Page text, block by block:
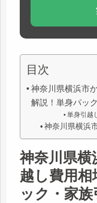
目次
神奈川県横浜市
解説！単身パッ
単身引越
神奈川県横浜
神奈川県横
越し費用
ック・家